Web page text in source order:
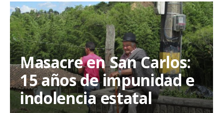
Socialización
del
impacto
social
de
microcentrales
hidroeléctricas
proyectadas
para
el
municipio
de
Masacre en San Carlos:
15 años de impunidad e
indolencia estatal